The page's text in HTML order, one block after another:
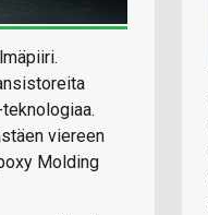
viereen
Molding